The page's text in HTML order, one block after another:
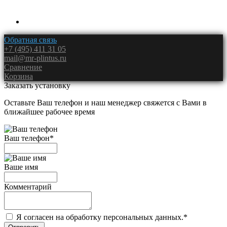
Обратная связь
+7 (495) 411 31 05
mail@mr-plintus.ru
Сравнение
Корзина
Заказать установку
Оставьте Ваш телефон и наш менеджер свяжется с Вами в
ближайшее рабочее время
Ваш телефон*
Ваше имя
Комментарий
Я согласен на обработку персональных данных.*